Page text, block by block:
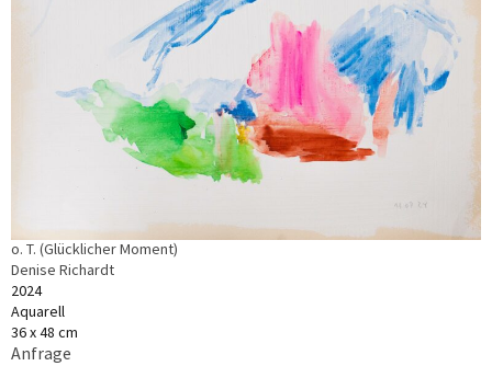
o. T. (Glücklicher Moment)
Denise Richardt
2024
Aquarell
36 x 48 cm
Anfrage